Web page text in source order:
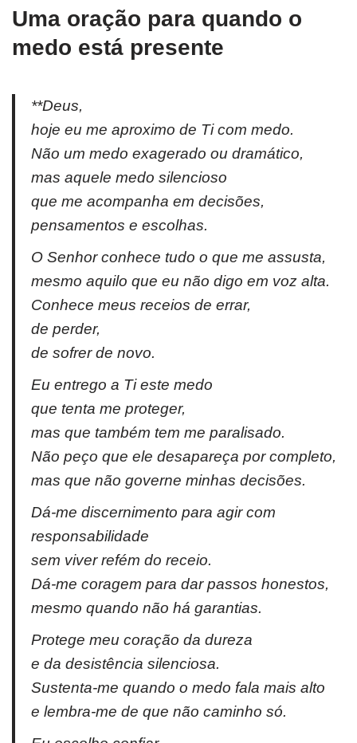
Uma oração para quando o
medo está presente
**Deus,
hoje eu me aproximo de Ti com medo.
Não um medo exagerado ou dramático,
mas aquele medo silencioso
que me acompanha em decisões,
pensamentos e escolhas.
O Senhor conhece tudo o que me assusta,
mesmo aquilo que eu não digo em voz alta.
Conhece meus receios de errar,
de perder,
de sofrer de novo.
Eu entrego a Ti este medo
que tenta me proteger,
mas que também tem me paralisado.
Não peço que ele desapareça por completo,
mas que não governe minhas decisões.
Dá-me discernimento para agir com
responsabilidade
sem viver refém do receio.
Dá-me coragem para dar passos honestos,
mesmo quando não há garantias.
Protege meu coração da dureza
e da desistência silenciosa.
Sustenta-me quando o medo fala mais alto
e lembra-me de que não caminho só.